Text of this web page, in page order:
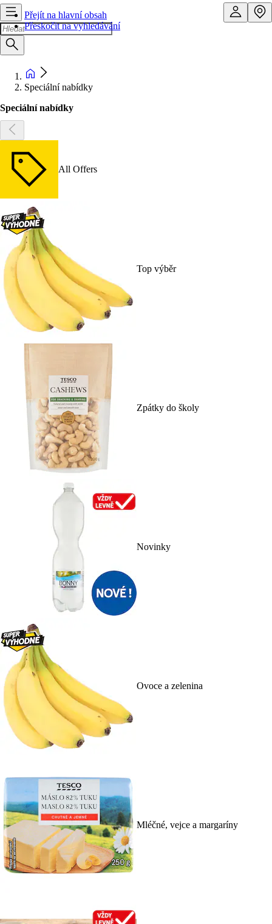
Přejít na hlavní obsah
Přeskočit na vyhledávání
Speciální nabídky
Speciální nabídky
All Offers
Top výběr
Zpátky do školy
Novinky
Ovoce a zelenina
Mléčné, vejce a margaríny